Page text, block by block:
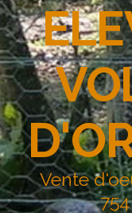
Vente